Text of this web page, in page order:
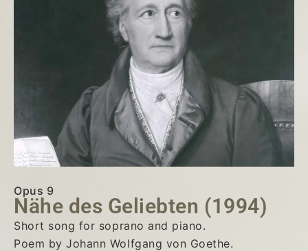
Opus 9
Nähe des Geliebten (1994)
Short song for soprano and piano.
Poem by Johann Wolfgang von Goethe.